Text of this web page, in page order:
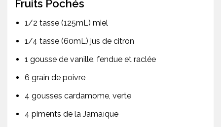
Fruits Pochés
1/2 tasse (125mL) miel
1/4 tasse (60mL) jus de citron
1 gousse de vanille, fendue et raclée
6 grain de poivre
4 gousses cardamome, verte
4 piments de la Jamaïque